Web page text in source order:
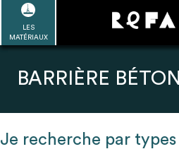
Passer
contenu
LES
MATÉRIAUX
EN SAVOIR PLUS
FAQ
Rechercher :
Refair mode d'emploi
1
BARRIÈRE BÉTON
Je recherche par